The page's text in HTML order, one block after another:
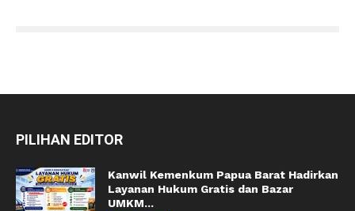
PILIHAN EDITOR
Kanwil Kemenkum Papua Barat Hadirkan
Layanan Hukum Gratis dan Bazar
UMKM...